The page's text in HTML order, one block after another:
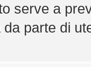
serve a
parte di